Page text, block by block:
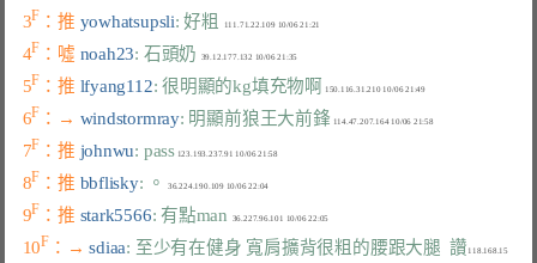
3F ：推 yowhatsupsli: 好粗
4F ：噓 noah23: 石頭奶
5F ：推 lfyang112: 很明顯的kg填充物啊
6F ：→ windstormray: 明顯前狼王大前鋒 114.47.207.164 10/06 21:58
7F ：推 johnwu: pass
8F ：推 bbflisky: 。
9F ：推 stark5566: 有點man
10F ：→ sdiaa: 至少有在健身 寬肩擴背很粗的腰跟大腿  讚 118.168.15